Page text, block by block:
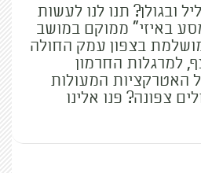
ובגולן? תנו לנו לעשות
באיזי" ממוקם במושב
בצפון עמק החולה
למרגלות החרמון
האטרקציות המעולות
צפונה? פנו אלינו